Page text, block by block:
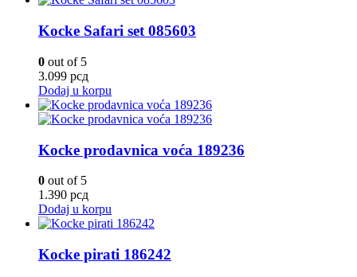
Kocke Safari set 085603
0 out of 5
3.099 рсд
Dodaj u korpu
Kocke prodavnica voća 189236
0 out of 5
1.390 рсд
Dodaj u korpu
Kocke pirati 186242